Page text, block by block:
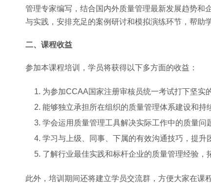
管理专家编写，结合国内外质量管理最新发展趋势和
与实践，安排充足的案例研讨和模拟演练环节，帮助
二、课程收益
参加本课程培训，学员将获得以下多方面的收益：
为参加CCAA国家注册审核员统一考试打下坚实
能够独立承担所在组织的质量管理体系建设和持
学会运用质量管理工具解决实际工作中的质量问
学习与上级、同事、下属的有效沟通技巧，提升
了解行业最佳实践和标杆企业的质量管理经验，
此外，培训期间还将建立学员交流群，方便大家在课